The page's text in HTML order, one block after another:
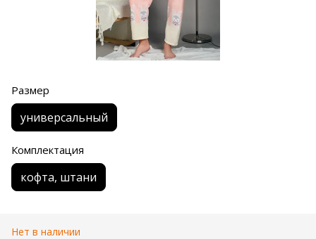
Размер
универсальный
Комплектация
кофта, штани
Нет в наличии